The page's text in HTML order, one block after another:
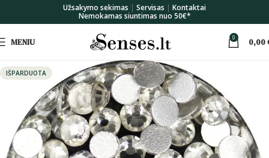
Užsakymo sekimas | Servisas | Kontaktai
Nemokamas siuntimas nuo 50€*
MENIU 0 0,00
IŠPARDUOTA